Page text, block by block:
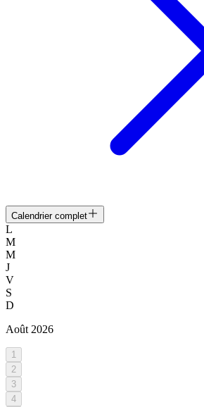
Calendrier complet
L
M
M
J
V
S
D
Août 2026
1
2
3
4